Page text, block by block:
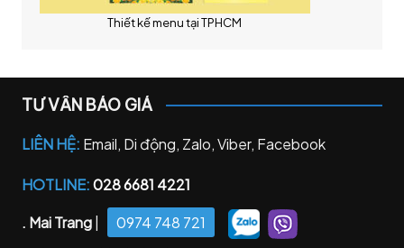
Thiết kế menu tại TPHCM
TƯ VẤN BÁO GIÁ
LIÊN HỆ: Email, Di động, Zalo, Viber, Facebook
HOTLINE:028 6681 4221
. Mai Trang|
0974 748 721